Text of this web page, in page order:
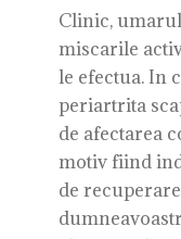
Clinic,
miscarile
le efectua. In
periartrita
de afectarea
motiv fiind
de